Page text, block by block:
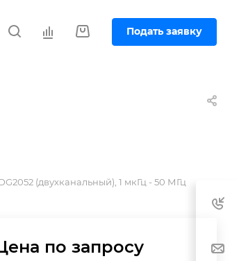
Подать заявку
(двухканальный), 1 мкГц - 50 МГц
по запросу